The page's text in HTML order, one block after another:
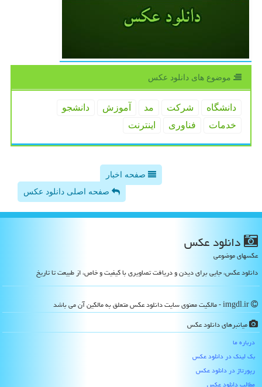
موضوع های دانلود عكس
دانشگاه شركت مد آموزش
دانشجو
خدمات
فناوری اینترنت
صفحه اخبار
صفحه اصلی دانلود عکس
دانلود عكس
عکسهای موضوعی
دانلود عکس، جایی برای دیدن و دریافت تصاویری با کیفیت و خاص، از طبیعت تا تاریخ
میانبرهای دانلود عكس
درباره ما
بک لینک در دانلود عكس
رپورتاژ در دانلود عكس